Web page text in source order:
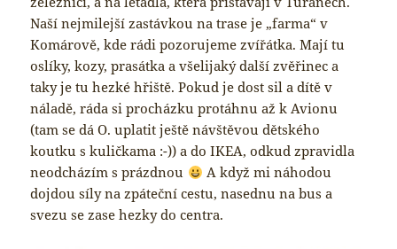
Naší nejmilejší zastávkou na trase je „farma“ v
Komárově, kde rádi pozorujeme zvířátka. Mají tu
oslíky, kozy, prasátka a všelijaký další zvěřinec a
taky je tu hezké hřiště. Pokud je dost sil a dítě v
náladě, ráda si procházku protáhnu až k Avionu
(tam se dá O. uplatit ještě návštěvou dětského
koutku s kuličkama :-)) a do IKEA, odkud zpravidla
neodcházím s prázdnou
A když mi náhodou
dojdou síly na zpáteční cestu, nasednu na bus a
svezu se zase hezky do centra.